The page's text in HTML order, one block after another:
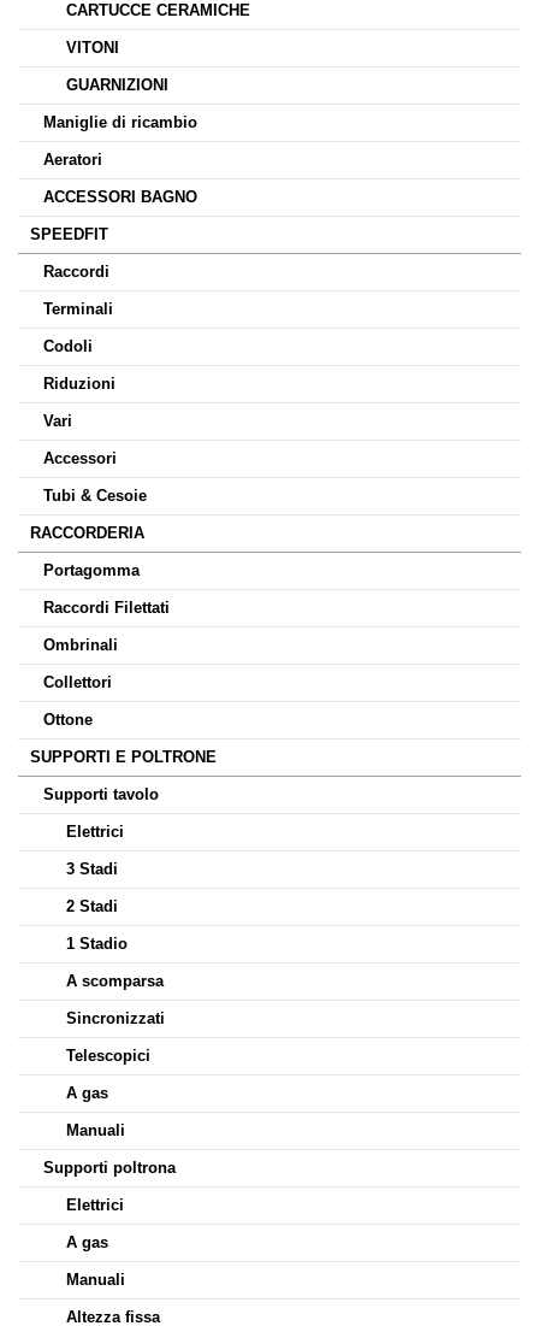
CARTUCCE CERAMICHE
VITONI
GUARNIZIONI
Maniglie di ricambio
Aeratori
ACCESSORI BAGNO
SPEEDFIT
Raccordi
Terminali
Codoli
Riduzioni
Vari
Accessori
Tubi & Cesoie
RACCORDERIA
Portagomma
Raccordi Filettati
Ombrinali
Collettori
Ottone
SUPPORTI E POLTRONE
Supporti tavolo
Elettrici
3 Stadi
2 Stadi
1 Stadio
A scomparsa
Sincronizzati
Telescopici
A gas
Manuali
Supporti poltrona
Elettrici
A gas
Manuali
Altezza fissa